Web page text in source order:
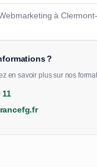
à
?
en savoir plus sur nos
11